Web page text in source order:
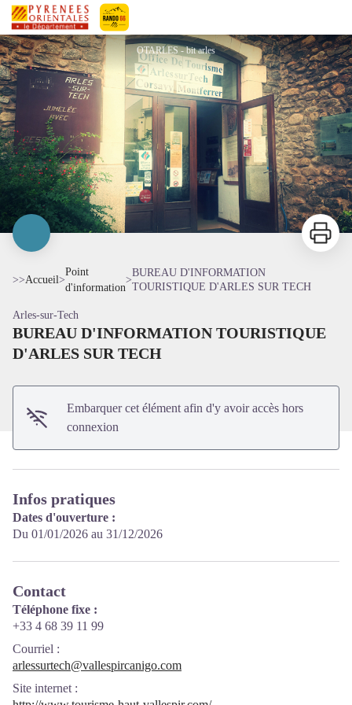
Pyrénées-Orientales Le Département
OTARLES - bit arles
Voir l'image en plein écran
Imprimer
>>Accueil>
Point
d'information
>
BUREAU D'INFORMATION
TOURISTIQUE D'ARLES SUR TECH
Arles-sur-Tech
BUREAU D'INFORMATION TOURISTIQUE
D'ARLES SUR TECH
Embarquer cet élément afin d'y avoir accès hors
connexion
Infos pratiques
Dates d'ouverture :
Du 01/01/2026 au 31/12/2026
Contact
Téléphone fixe :
+33 4 68 39 11 99
Courriel :
arlessurtech@vallespircanigo.com
Site internet :